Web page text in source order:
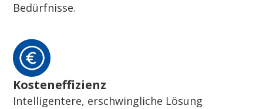
Bedürfnisse.
Kosteneffizienz
Intelligentere, erschwingliche Lösung